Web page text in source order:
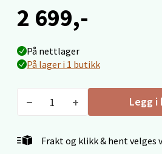
2 699,-
På nettlager
På lager i 1 butikk
Legg i
Frakt og klikk & hent velges
Senter Madla
Madlakrossen nr 9, 4042
Åpent i dag 10-20